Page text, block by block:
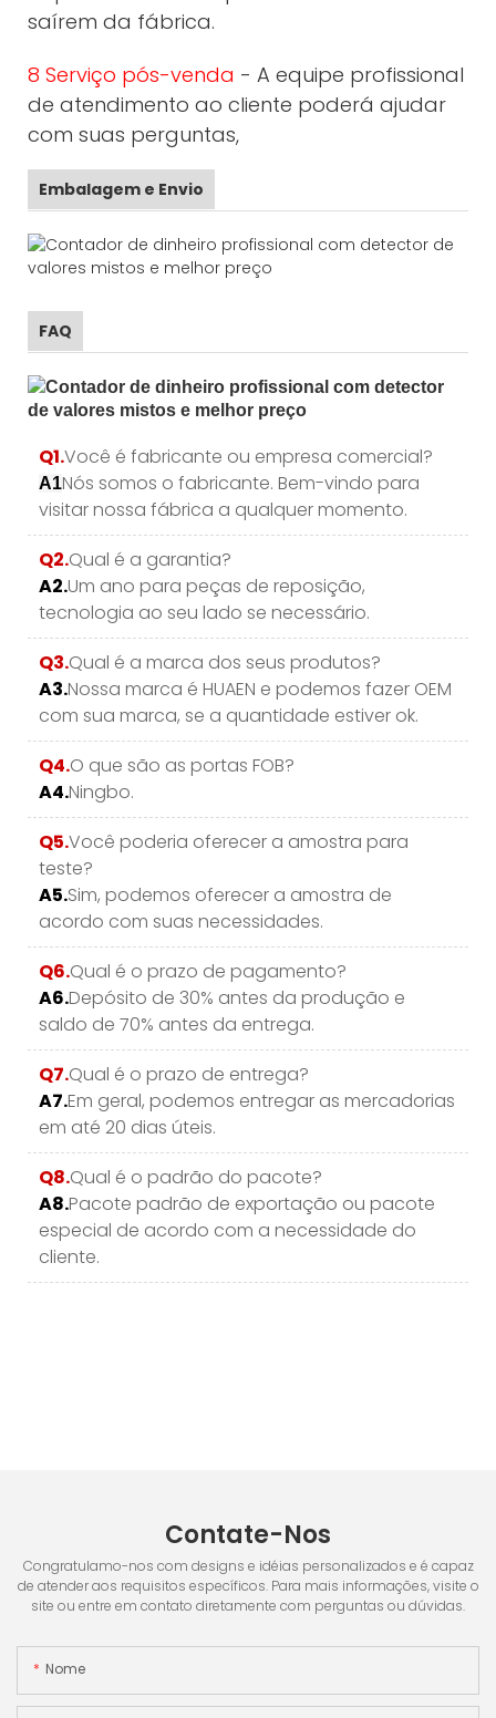
saírem da fábrica.
8 Serviço pós-venda - A equipe profissional
de atendimento ao cliente poderá ajudar
com suas perguntas,
Embalagem e Envio
FAQ
Q1.Você é fabricante ou empresa comercial?
A1Nós somos o fabricante. Bem-vindo para
visitar nossa fábrica a qualquer momento.
Q2.Qual é a garantia?
A2.Um ano para peças de reposição,
tecnologia ao seu lado se necessário.
Q3.Qual é a marca dos seus produtos?
A3.Nossa marca é HUAEN e podemos fazer OEM
com sua marca, se a quantidade estiver ok.
Q4.O que são as portas FOB?
A4.Ningbo.
Q5.Você poderia oferecer a amostra para
teste?
A5.Sim, podemos oferecer a amostra de
acordo com suas necessidades.
Q6.Qual é o prazo de pagamento?
A6.Depósito de 30% antes da produção e
saldo de 70% antes da entrega.
Q7.Qual é o prazo de entrega?
A7.Em geral, podemos entregar as mercadorias
em até 20 dias úteis.
Q8.Qual é o padrão do pacote?
A8.Pacote padrão de exportação ou pacote
especial de acordo com a necessidade do
cliente.
Contate-Nos
Congratulamo-nos com designs e idéias personalizados e é capaz
de atender aos requisitos específicos. Para mais informações, visite o
site ou entre em contato diretamente com perguntas ou dúvidas.
Nome